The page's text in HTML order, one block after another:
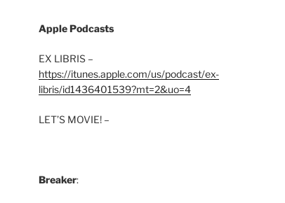
Apple Podcasts
EX LIBRIS –
https://itunes.apple.com/us/podcast/ex-
libris/id1436401539?mt=2&uo=4
LET’S MOVIE! –
Breaker: